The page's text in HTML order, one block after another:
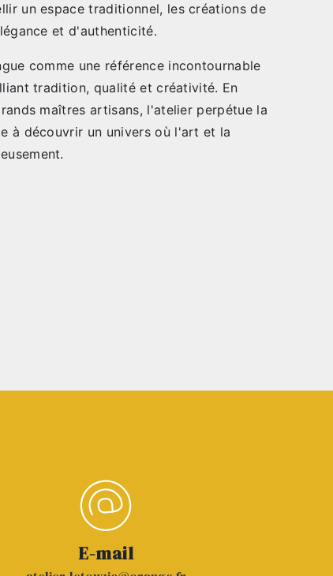
un espace traditionnel, les créations de
et d'authenticité.
comme une référence incontournable
tradition, qualité et créativité. En
maîtres artisans, l'atelier perpétue la
à découvrir un univers où l'art et la
E-mail